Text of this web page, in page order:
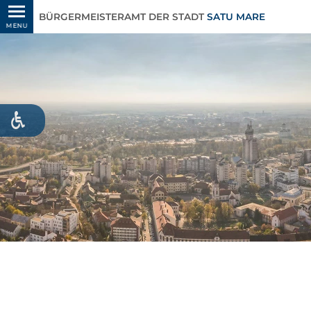
MENU
BÜRGERMEISTERAMT DER STADT SATU MARE